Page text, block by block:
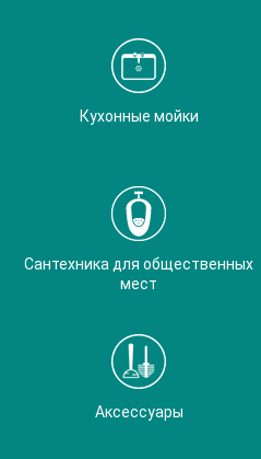
Кухонные мойки
Сантехника для общественных
мест
Аксессуары